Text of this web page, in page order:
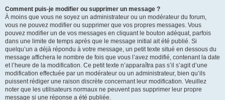
Comment puis-je modifier ou supprimer un message ?
À moins que vous ne soyez un administrateur ou un modérateur du forum,
vous ne pouvez modifier ou supprimer que vos propres messages. Vous
pouvez modifier un de vos messages en cliquant le bouton adéquat, parfois
dans une limite de temps après que le message initial ait été publié. Si
quelqu’un a déjà répondu à votre message, un petit texte situé en dessous du
message affichera le nombre de fois que vous l’avez modifié, contenant la date
et l’heure de la modification. Ce petit texte n’apparaîtra pas s’il s’agit d’une
modification effectuée par un modérateur ou un administrateur, bien qu’ils
puissent rédiger une raison discrète concernant leur modification. Veuillez
noter que les utilisateurs normaux ne peuvent pas supprimer leur propre
message si une réponse a été publiée.